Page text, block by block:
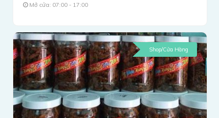
Mở cửa: 07:00 - 17:00
Shop/Cửa Hàng